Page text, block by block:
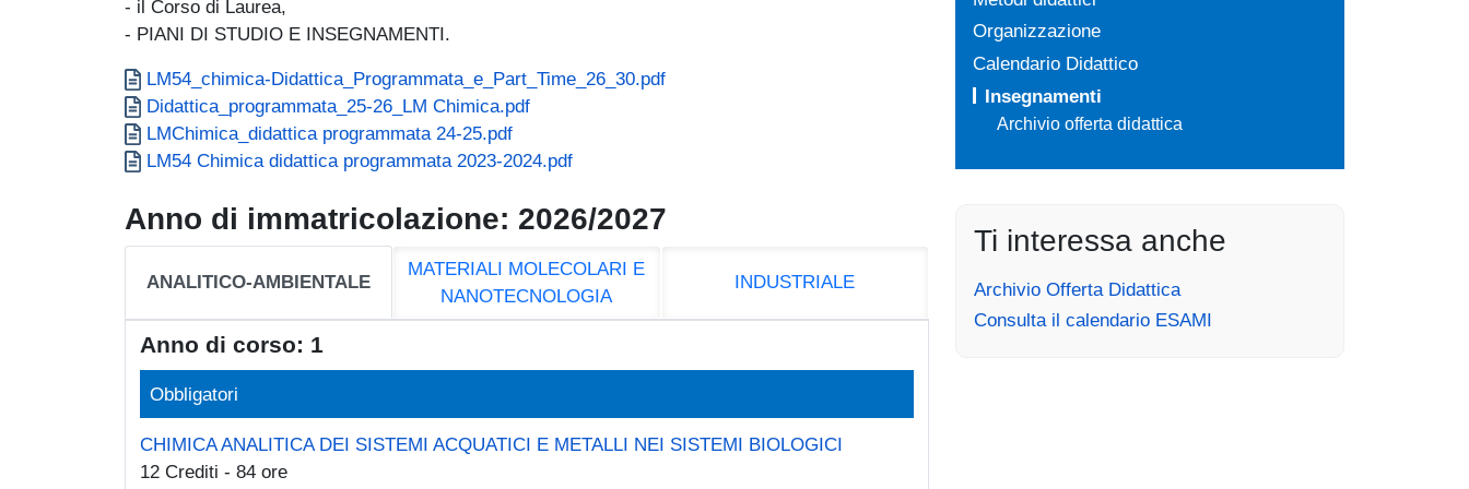
- il Corso di Laurea,
- PIANI DI STUDIO E INSEGNAMENTI.
Documento
LM54_chimica-Didattica_Programmata_e_Part_Time_26_30.pdf
Documento
Didattica_programmata_25-26_LM Chimica.pdf
Documento
LMChimica_didattica programmata 24-25.pdf
Documento
LM54 Chimica didattica programmata 2023-2024.pdf
Anno di immatricolazione: 2026/2027
ANALITICO-AMBIENTALE
MATERIALI MOLECOLARI E
NANOTECNOLOGIA
INDUSTRIALE
Anno di corso: 1
Obbligatori
CHIMICA ANALITICA DEI SISTEMI ACQUATICI E METALLI NEI SISTEMI BIOLOGICI
12 Crediti - 84 ore
Organizzazione
Calendario Didattico
Insegnamenti
Archivio offerta didattica
Ti interessa anche
Archivio Offerta Didattica
Consulta il calendario ESAMI